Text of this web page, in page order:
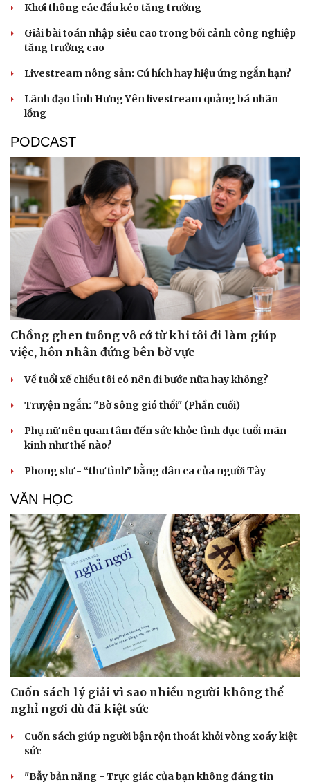
Cải chính
Khơi thông các đầu kéo tăng trưởng
Giải bài toán nhập siêu cao trong bối cảnh công nghiệp
tăng trưởng cao
Livestream nông sản: Cú hích hay hiệu ứng ngắn hạn?
Lãnh đạo tỉnh Hưng Yên livestream quảng bá nhãn
lồng
PODCAST
Chồng ghen tuông vô cớ từ khi tôi đi làm giúp
việc, hôn nhân đứng bên bờ vực
Về tuổi xế chiều tôi có nên đi bước nữa hay không?
Truyện ngắn: "Bờ sông gió thổi" (Phần cuối)
Phụ nữ nên quan tâm đến sức khỏe tình dục tuổi mãn
kinh như thế nào?
Phong slư - “thư tình” bằng dân ca của người Tày
VĂN HỌC
Cuốn sách lý giải vì sao nhiều người không thể
nghỉ ngơi dù đã kiệt sức
Cuốn sách giúp người bận rộn thoát khỏi vòng xoáy kiệt
sức
"Bẫy bản năng - Trực giác của bạn không đáng tin